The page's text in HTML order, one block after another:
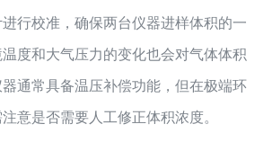
行校准，确保两台仪器进样体积的一
度和大气压力的变化也会对气体体积
通常具备温压补偿功能，但在极端环
意是否需要人工修正体积浓度。